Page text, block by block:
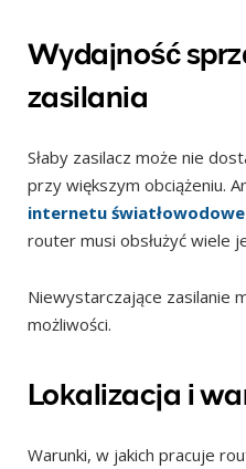
Wydajność
zasilania
Słaby zasilacz może nie
przy większym obciążeniu.
internetu
router musi obsłużyć wiele
Niewystarczające zasilanie
możliwości.
Lokalizacja i
Warunki, w jakich pracuje